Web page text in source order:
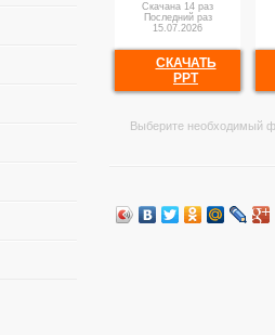
Скачана 14 раз
Последний раз
15.07.2026
СКАЧАТЬ
PPT
Выберите необходимый